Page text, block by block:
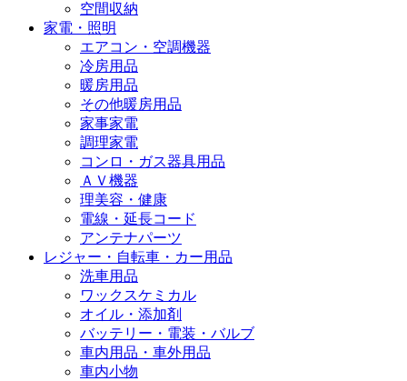
空間収納
家電・照明
エアコン・空調機器
冷房用品
暖房用品
その他暖房用品
家事家電
調理家電
コンロ・ガス器具用品
ＡＶ機器
理美容・健康
電線・延長コード
アンテナパーツ
レジャー・自転車・カー用品
洗車用品
ワックスケミカル
オイル・添加剤
バッテリー・電装・バルブ
車内用品・車外用品
車内小物